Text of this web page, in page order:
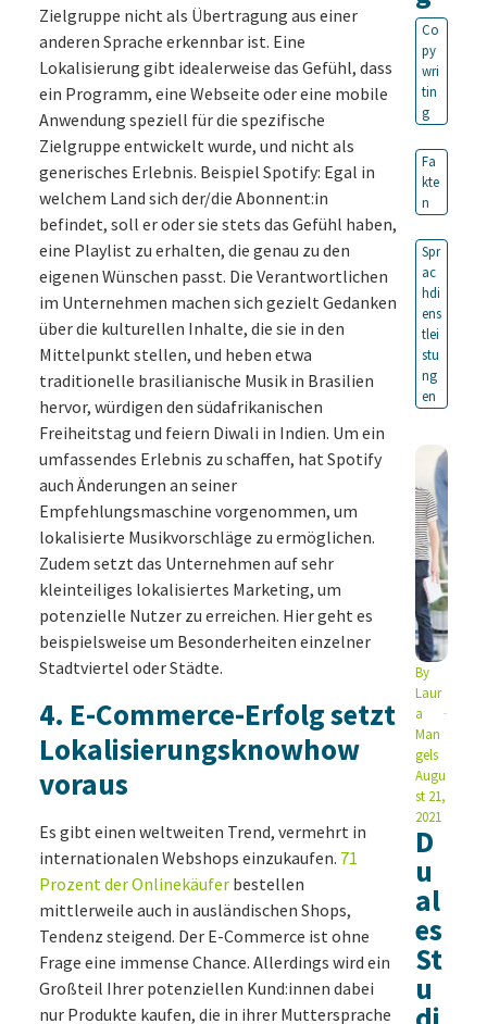
Zielgruppe nicht als Übertragung aus einer
anderen Sprache erkennbar ist. Eine
Lokalisierung gibt idealerweise das Gefühl, dass
ein Programm, eine Webseite oder eine mobile
Anwendung speziell für die spezifische
Zielgruppe entwickelt wurde, und nicht als
generisches Erlebnis. Beispiel Spotify: Egal in
welchem Land sich der/die Abonnent:in
befindet, soll er oder sie stets das Gefühl haben,
eine Playlist zu erhalten, die genau zu den
eigenen Wünschen passt. Die Verantwortlichen
im Unternehmen machen sich gezielt Gedanken
über die kulturellen Inhalte, die sie in den
Mittelpunkt stellen, und heben etwa
traditionelle brasilianische Musik in Brasilien
hervor, würdigen den südafrikanischen
Freiheitstag und feiern Diwali in Indien. Um ein
umfassendes Erlebnis zu schaffen, hat Spotify
auch Änderungen an seiner
Empfehlungsmaschine vorgenommen, um
lokalisierte Musikvorschläge zu ermöglichen.
Zudem setzt das Unternehmen auf sehr
kleinteiliges lokalisiertes Marketing, um
potenzielle Nutzer zu erreichen. Hier geht es
beispielsweise um Besonderheiten einzelner
Stadtviertel oder Städte.
4. E-Commerce-Erfolg setzt
Lokalisierungsknowhow
voraus
Es gibt einen weltweiten Trend, vermehrt in
internationalen Webshops einzukaufen. 71
Prozent der Onlinekäufer bestellen
mittlerweile auch in ausländischen Shops,
Tendenz steigend. Der E-Commerce ist ohne
Frage eine immense Chance. Allerdings wird ein
Großteil Ihrer potenziellen Kund:innen dabei
nur Produkte kaufen, die in ihrer Muttersprache
Co
py
wri
tin
g
Fa
kte
n
Spr
ac
hdi
ens
tlei
stu
ng
en
By
Laur
a
Man
gels
Augu
st 21,
2021
D
u
al
es
St
u